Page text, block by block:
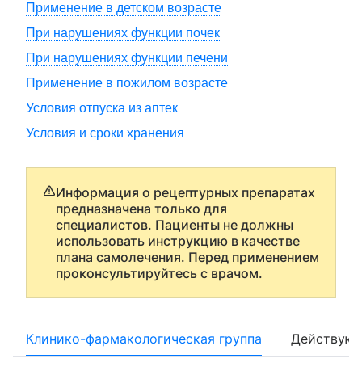
Применение в детском возрасте
При нарушениях функции почек
При нарушениях функции печени
Применение в пожилом возрасте
Условия отпуска из аптек
Условия и сроки хранения
Информация о рецептурных препаратах
предназначена только для
специалистов. Пациенты не должны
использовать инструкцию в качестве
плана самолечения. Перед применением
проконсультируйтесь с врачом.
Клинико-фармакологическая группа